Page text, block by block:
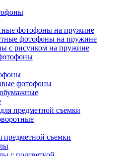
фотофоны на пружине
фотофоны на пружине
с рисунком на пружине
фотофоны
предметной съемки
предметной съемки